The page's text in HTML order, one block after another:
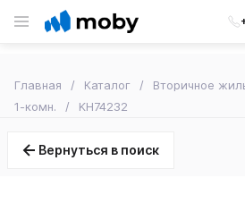
Главная Каталог Вторичное
1-комн.
KH74232
Вернуться в поиск